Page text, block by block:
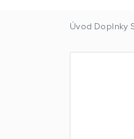
Úvod Doplnky